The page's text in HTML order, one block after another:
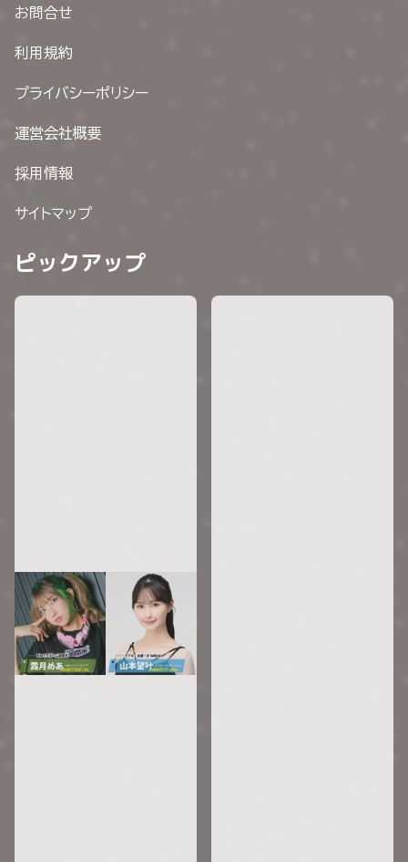
お問合せ
利用規約
プライバシーポリシー
運営会社概要
採用情報
サイトマップ
ピックアップ